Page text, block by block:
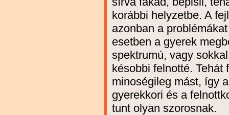
korábbi helyzetbe. A
azonban a
esetben a gyerek
spektrumú, vagy
késobbi felnotté. Tehát
minoségileg mást, így
gyerekkori és a
tunt olyan szorosnak.